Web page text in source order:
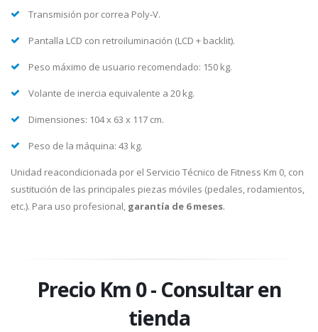
Transmisión por correa Poly‑V.
Pantalla LCD con retroiluminación (LCD + backlit).
Peso máximo de usuario recomendado: 150 kg.
Volante de inercia equivalente a 20 kg.
Dimensiones: 104 x 63 x 117 cm.
Peso de la máquina: 43 kg.
Unidad reacondicionada por el Servicio Técnico de Fitness Km 0, con
sustitución de las principales piezas móviles (pedales, rodamientos,
etc.). Para uso profesional, garantía de 6 meses.
Precio Km 0 - Consultar en
tienda